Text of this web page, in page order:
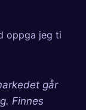
oppga jeg ti
går
Finnes